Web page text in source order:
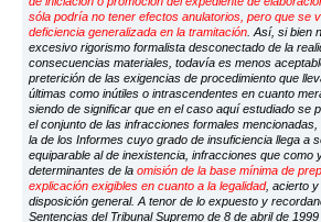
sóla podría no tener efectos anulatorios, pero que se
deficiencia generalizada en la tramitación . Así, si bien
excesivo rigorismo formalista desconectado de la
consecuencias materiales, todavía es menos
preterición de las exigencias de procedimiento que
últimas como inútiles o intrascendentes en cuanto
siendo de significar que en el caso aquí estudiado se
el conjunto de las infracciones formales
la de los Informes cuyo grado de insuficiencia llega a
equiparable al de inexistencia, infracciones que como
determinantes de laomisión de la base mínima de
explicación exigibles en cuanto a la legalidad, acierto y
disposición general. A tenor de lo expuesto y
Sentencias del Tribunal Supremo de 8 de abril de